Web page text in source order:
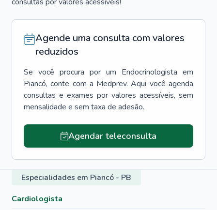
Agende uma consulta com valores
reduzidos
Se você procura por um Endocrinologista em
Piancó, conte com a Medprev. Aqui você agenda
consultas e exames por valores acessíveis, sem
mensalidade e sem taxa de adesão.
Agendar teleconsulta
Especialidades em Piancó - PB
Cardiologista